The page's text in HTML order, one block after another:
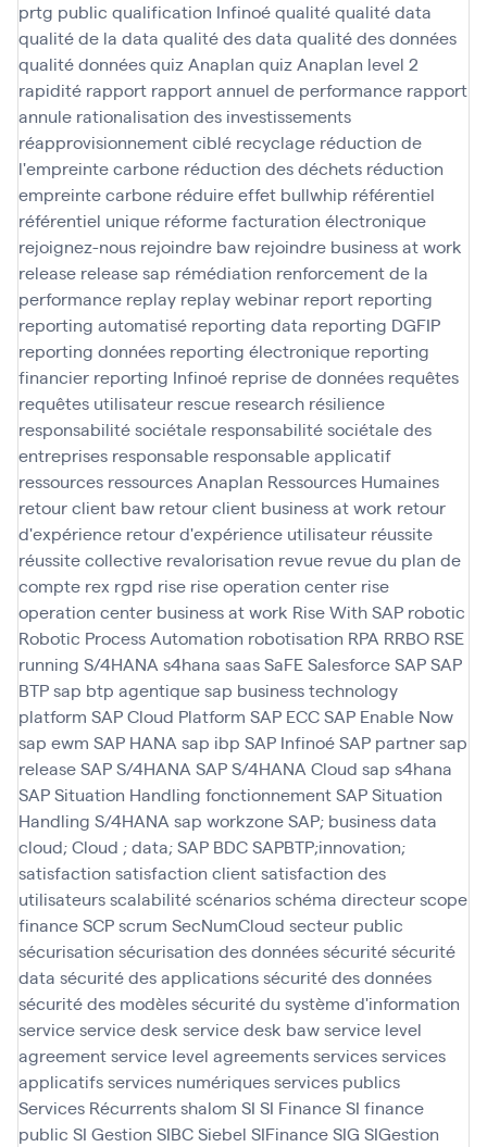
prtg public qualification Infinoéqualitéqualité data
qualité de la data qualité des data qualité des données
qualité donnéesquiz Anaplan quiz Anaplan level 2
rapidité rapport rapport annuel de performance rapport
annule rationalisation des investissements
réapprovisionnement ciblé recyclage réduction de
l'empreinte carbone réduction des déchets réduction
empreinte carbone réduire effet bullwhip référentiel
référentiel unique réforme facturation électronique
rejoignez-nous rejoindre baw rejoindre business at work
release release sap rémédiation renforcement de la
performance replay replay webinar report reporting
reporting automatisé reporting data reporting DGFIP
reporting données reporting électronique reporting
financier reporting Infinoé reprise de données requêtes
requêtes utilisateur rescue research résilience
responsabilité sociétale responsabilité sociétale des
entreprises responsable responsable applicatif
ressources ressources Anaplan Ressources Humaines
retour client baw retour client business at work retour
d'expérience retour d'expérience utilisateur réussite
réussite collective revalorisation revue revue du plan de
compte rex rgpd rise rise operation center rise
operation center business at work Rise With SAP robotic
Robotic Process Automation robotisation RPA RRBO RSE
running S/4HANA s4hana saasSaFESalesforceSAPSAP
BTPsap btp agentiquesap business technology
platform SAP Cloud Platform SAP ECCSAP Enable Now
sap ewm SAP HANA sap ibp SAP InfinoéSAP partnersap
releaseSAP S/4HANA SAP S/4HANA Cloud sap s4hana
SAP Situation Handling fonctionnementSAP Situation
Handling S/4HANA sap workzoneSAP; business data
cloud; Cloud ; data; SAP BDCSAPBTP;innovation;
satisfaction satisfaction clientsatisfaction des
utilisateursscalabilitéscénariosschéma directeurscope
financeSCPscrum SecNumCloud secteur public
sécurisation sécurisation des donnéessécuritésécurité
data sécurité des applicationssécurité des données
sécurité des modèlessécurité du système d'information
serviceservice desk service desk bawservice level
agreementservice level agreementsservicesservices
applicatifsservices numériquesservices publics
Services Récurrentsshalom SI SI FinanceSI finance
public SI Gestion SIBCSiebel SIFinanceSIG SIGestion